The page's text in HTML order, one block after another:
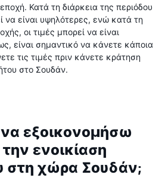
Κατά τη διάρκεια της περιόδου
να είναι υψηλότερες, ενώ κατά τη
οι τιμές μπορεί να είναι
είναι σημαντικό να κάνετε κάποια
τις τιμές πριν κάνετε κράτηση
στο Σουδάν.
εξοικονομήσω
ενοικίαση
στη χώρα Σουδάν;